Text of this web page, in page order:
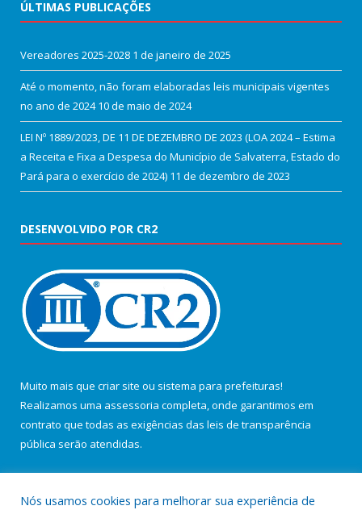
ÚLTIMAS PUBLICAÇÕES
Vereadores 2025-2028 1 de janeiro de 2025
Até o momento, não foram elaboradas leis municipais vigentes
no ano de 2024 10 de maio de 2024
LEI Nº 1889/2023, DE 11 DE DEZEMBRO DE 2023 (LOA 2024 – Estima
a Receita e Fixa a Despesa do Município de Salvaterra, Estado do
Pará para o exercício de 2024) 11 de dezembro de 2023
DESENVOLVIDO POR CR2
Muito mais que criar site ou sistema para prefeituras!
Realizamos uma assessoria completa, onde garantimos em
contrato que todas as exigências das leis de transparência
pública serão atendidas.
Nós usamos cookies para melhorar sua experiência de